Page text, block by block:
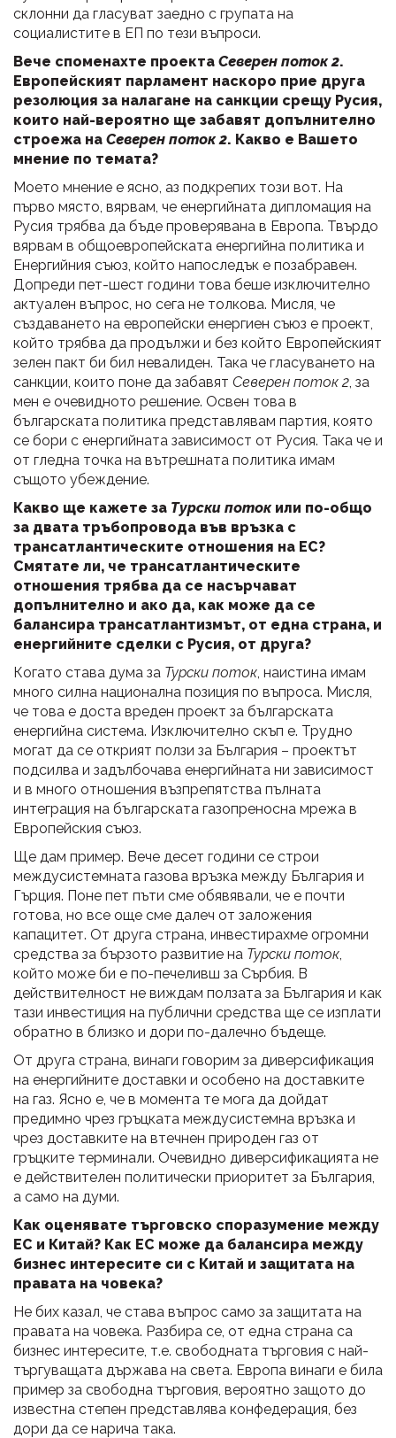
склонни да гласуват заедно с групата на
социалистите в ЕП по тези въпроси.
Вече споменахте проекта Северен поток 2.
Европейският парламент наскоро прие друга
резолюция за налагане на санкции срещу Русия,
които най-вероятно ще забавят допълнително
строежа на Северен поток 2. Какво е Вашето
мнение по темата?
Моето мнение е ясно, аз подкрепих този вот. На
първо място, вярвам, че енергийната дипломация на
Русия трябва да бъде проверявана в Европа. Твърдо
вярвам в общоевропейската енергийна политика и
Енергийния съюз, който напоследък е позабравен.
Допреди пет-шест години това беше изключително
актуален въпрос, но сега не толкова. Мисля, че
създаването на европейски енергиен съюз е проект,
който трябва да продължи и без който Европейският
зелен пакт би бил невалиден. Така че гласуването на
санкции, които поне да забавят Северен поток 2, за
мен е очевидното решение. Освен това в
българската политика представлявам партия, която
се бори с енергийната зависимост от Русия. Така че и
от гледна точка на вътрешната политика имам
същото убеждение.
Какво ще кажете за Турски поток или по-общо
за двата тръбопровода във връзка с
трансатлантическите отношения на ЕС?
Смятате ли, че трансатлантическите
отношения трябва да се насърчават
допълнително и ако да, как може да се
балансира трансатлантизмът, от една страна, и
енергийните сделки с Русия, от друга?
Когато става дума за Турски поток, наистина имам
много силна национална позиция по въпроса. Мисля,
че това е доста вреден проект за българската
енергийна система. Изключително скъп е. Трудно
могат да се открият ползи за България – проектът
подсилва и задълбочава енергийната ни зависимост
и в много отношения възпрепятства пълната
интеграция на българската газопреносна мрежа в
Европейския съюз.
Ще дам пример. Вече десет години се строи
междусистемната газова връзка между България и
Гърция. Поне пет пъти сме обявявали, че е почти
готова, но все още сме далеч от заложения
капацитет. От друга страна, инвестирахме огромни
средства за бързото развитие на Турски поток,
който може би е по-печеливш за Сърбия. В
действителност не виждам ползата за България и как
тази инвестиция на публични средства ще се изплати
обратно в близко и дори по-далечно бъдеще.
От друга страна, винаги говорим за диверсификация
на енергийните доставки и особено на доставките
на газ. Ясно е, че в момента те мога да дойдат
предимно чрез гръцката междусистемна връзка и
чрез доставките на втечнен природен газ от
гръцките терминали. Очевидно диверсификацията не
е действителен политически приоритет за България,
а само на думи.
Как оценявате търговско споразумение между
ЕС и Китай? Как ЕС може да балансира между
бизнес интересите си с Китай и защитата на
правата на човека?
Не бих казал, че става въпрос само за защитата на
правата на човека. Разбира се, от една страна са
бизнес интересите, т.е. свободната търговия с най-
търгуващата държава на света. Европа винаги е била
пример за свободна търговия, вероятно защото до
известна степен представлява конфедерация, без
дори да се нарича така.